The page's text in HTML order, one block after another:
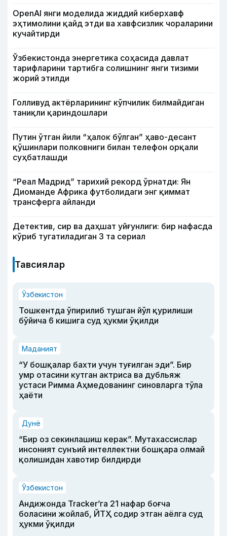
OpenAI янги моделида жиддий киберхавф
эҳтимолини қайд этди ва хавфсизлик чораларини
кучайтирди
Ўзбекистонда энергетика соҳасида давлат
тарифларини тартибга солишнинг янги тизими
жорий этилди
Голливуд актёрларининг кўпчилик билмайдиган
таниқли қариндошлари
Путин ўтган йили “ҳалок бўлган” ҳаво-десант
қўшинлари полковниги билан телефон орқали
суҳбатлашди
“Реал Мадрид” тарихий рекорд ўрнатди: Ян
Диоманде Африка футболидаги энг қиммат
трансферга айланди
Детектив, сир ва даҳшат уйғунлиги: бир нафасда
кўриб тугатиладиган 3 та сериал
Тавсиялар
Ўзбекистон
Тошкентда ўпирилиб тушган йўл қурилиши
бўйича 6 кишига суд ҳукми ўқилди
Маданият
“У бошқалар бахти учун туғилган эди”. Бир
умр отасини кутган актриса ва дубльяж
устаси Римма Аҳмедованинг синовларга тўла
ҳаёти
Дунё
“Бир оз секинлашиш керак”. Мутахассислар
инсоният сунъий интеллектни бошқара олмай
қолишидан хавотир билдирди
Ўзбекистон
Андижонда Tracker’га 21 нафар боғча
боласини жойлаб, ЙТҲ содир этган аёлга суд
ҳукми ўқилди